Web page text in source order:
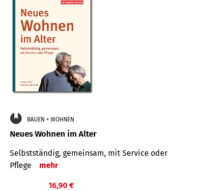
BAUEN + WOHNEN
Neues Wohnen im Alter
Selbstständig, gemeinsam, mit Service oder
Pflege
mehr
16,90 €